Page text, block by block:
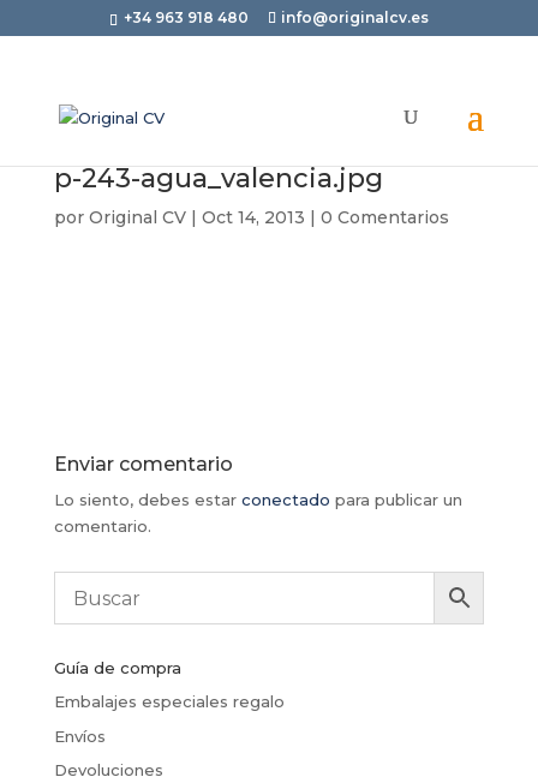
+34 963 918 480 info@originalcv.es
p-243-agua_valencia.jpg
por Original CV| Oct 14, 2013 | 0 Comentarios
Enviar comentario
Lo siento, debes estar conectado para publicar un
comentario.
Guía de compra
Embalajes especiales regalo
Envíos
Devoluciones